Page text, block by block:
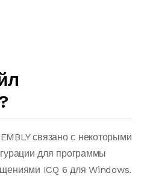
связано с некоторыми
для программы
ICQ 6 для Windows.